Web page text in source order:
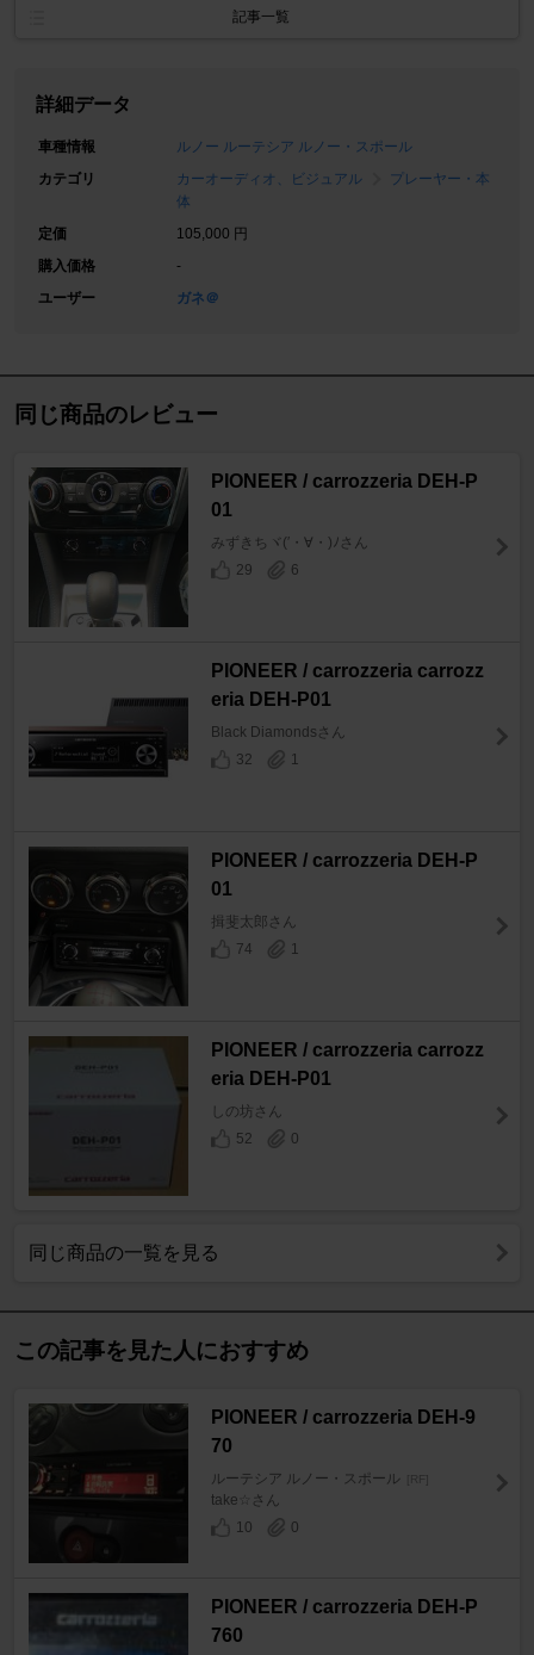
記事一覧
詳細データ
車種情報
ルノー ルーテシア ルノー・スポール
カテゴリ
カーオーディオ、ビジュアル
プレーヤー・本
体
定価
105,000 円
購入価格
-
ユーザー
ガネ＠
同じ商品のレビュー
PIONEER / carrozzeria DEH-P
01
みずきちヾ(′・∀・)ﾉさん
29
6
PIONEER / carrozzeria carrozz
eria DEH-P01
Black Diamondsさん
32
1
PIONEER / carrozzeria DEH-P
01
揖斐太郎さん
74
1
PIONEER / carrozzeria carrozz
eria DEH-P01
しの坊さん
52
0
同じ商品の一覧を見る
この記事を見た人におすすめ
PIONEER / carrozzeria DEH-9
70
ルーテシア ルノー・スポール [RF]
take☆さん
10
0
PIONEER / carrozzeria DEH-P
760